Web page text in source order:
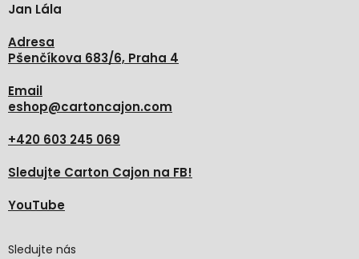
Jan Lála
Adresa
Pšenčíkova 683/6, Praha 4
Email
eshop@cartoncajon.com
+420 603 245 069
Sledujte Carton Cajon na FB!
YouTube
Sledujte nás